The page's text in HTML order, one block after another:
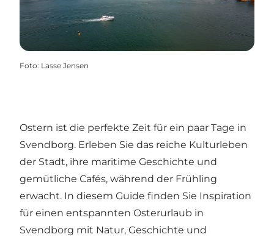
Foto: Lasse Jensen
Ostern ist die perfekte Zeit für ein paar Tage in
Svendborg. Erleben Sie das reiche Kulturleben
der Stadt, ihre maritime Geschichte und
gemütliche Cafés, während der Frühling
erwacht. In diesem Guide finden Sie Inspiration
für einen entspannten Osterurlaub in
Svendborg mit Natur, Geschichte und